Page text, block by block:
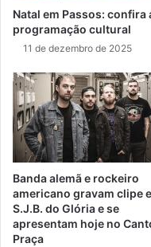
Natal em Passos: confira
programação cultural
11 de dezembro de 2025
Banda alemã e rockeiro
americano gravam clipe
S.J.B. do Glória e se
apresentam hoje no
Praça